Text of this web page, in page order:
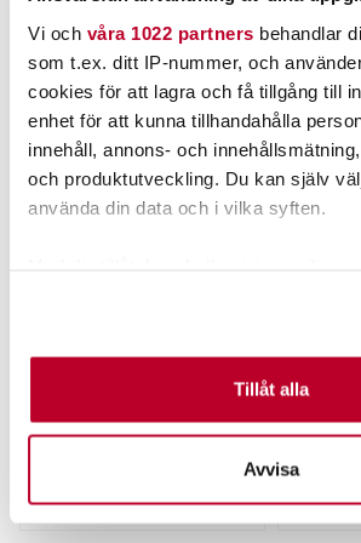
Vi och våra 1022 partners behandlar
som t.ex. ditt IP-nummer, och
cookies för att lagra och få tillgång till
enhet för att kunna tillhandahålla
innehåll, annons- och
och produktutveckling. Du kan själv
använda din data och i vilka syften.
Identifiera din enhet genom att
specifika kännetecken
Ta reda på mer om hur dina personliga
Du kan ändra eller dra tillbaka ditt
helst från cookie-förklaringen.
Tillåt alla
Avvisa
POPULÄRT JUST NU
Downsize 9cm 35gr
249,00 kr
249,00 kr
LÄS MER
Tobias